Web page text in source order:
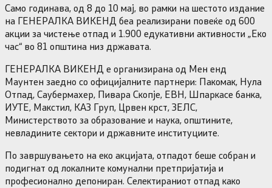
Само годинава, од 8 до 10 мај, во рамки на шестото издание
на ГЕНЕРАЛКА ВИКЕНД беа реализирани повеќе од 600
акции за чистење отпад и 1.900 едукативни активности „Еко
час“ во 81 општина низ државата.
ГЕНЕРАЛКА ВИКЕНД е организирана од Мен енд
Маунтен заедно со официјалните партнери: Пакомак, Нула
Отпад, Саубермахер, Пивара Скопје, ЕВН, Шпаркасе банка,
ИУТЕ, Макстил, КАЗ Груп, Црвен крст, ЗЕЛС,
Министерството за образование и наука, општините,
невладините сектори и државните институциите.
По завршувањето на еко акцијата, отпадот беше собран и
подигнат од локалните комунални претпријатија и
професионално депониран. Селектираниот отпад како